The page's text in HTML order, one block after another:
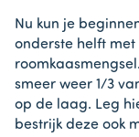
Nu kun je
onderste helft
smeer weer 1/3
op de laag. Leg
bestrijk deze ook